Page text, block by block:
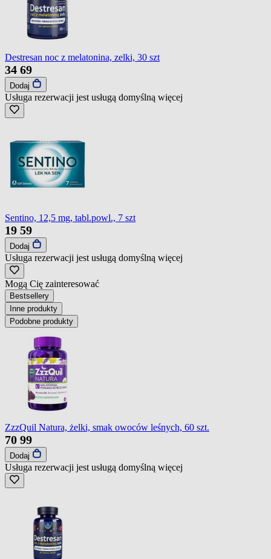
Destresan noc z melatonina, zelki, 30 szt
34 69
Dodaj
Usługa rezerwacji jest usługą domyślną więcej
Sentino, 12,5 mg, tabl.powl., 7 szt
19 59
Dodaj
Usługa rezerwacji jest usługą domyślną więcej
Mogą Cię zainteresować
Bestsellery
Inne produkty
Podobne produkty
ZzzQuil Natura, żelki, smak owoców leśnych, 60 szt.
70 99
Dodaj
Usługa rezerwacji jest usługą domyślną więcej